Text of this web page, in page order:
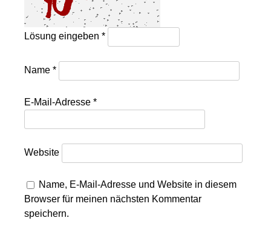
Lösung eingeben*
Name*
E-Mail-Adresse*
Website
Name, E-Mail-Adresse und Website in diesem
Browser für meinen nächsten Kommentar
speichern.